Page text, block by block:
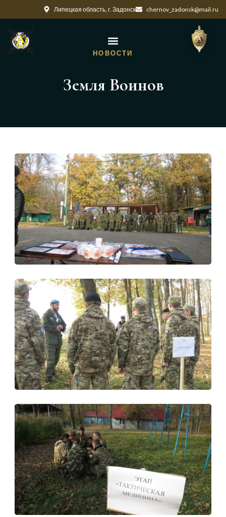
Липецкая область, г. Задонск chernov_zadonsk@mail.ru
НОВОСТИ
Земля Воинов